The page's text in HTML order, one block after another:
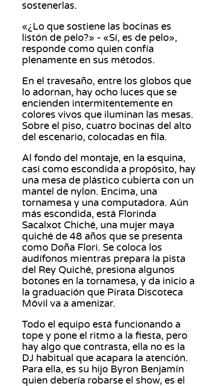
sostenerlas.
«¿Lo que sostiene las bocinas es
listón de pelo?» - «Sí, es de pelo»,
responde como quien confía
plenamente en sus métodos.
En el travesaño, entre los globos que
lo adornan, hay ocho luces que se
encienden intermitentemente en
colores vivos que iluminan las mesas.
Sobre el piso, cuatro bocinas del alto
del escenario, colocadas en fila.
Al fondo del montaje, en la esquina,
casi como escondida a propósito, hay
una mesa de plástico cubierta con un
mantel de nylon. Encima, una
tornamesa y una computadora. Aún
más escondida, está Florinda
Sacalxot Chiché, una mujer maya
quiché de 48 años que se presenta
como Doña Flori. Se coloca los
audífonos mientras prepara la pista
del Rey Quiché, presiona algunos
botones en la tornamesa, y da inicio a
la graduación que Pirata Discoteca
Móvil va a amenizar.
Todo el equipo está funcionando a
tope y pone el ritmo a la fiesta, pero
hay algo que contrasta, ella no es la
DJ habitual que acapara la atención.
Para ella, es su hijo Byron Benjamín
quien debería robarse el show, es el